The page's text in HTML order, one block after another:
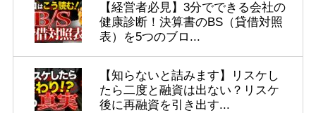
【経営者必見】3分でできる会社の
健康診断！決算書のBS（貸借対照
表）を5つのブロ...
【知らないと詰みます】リスケし
たら二度と融資は出ない？リスケ
後に再融資を引き出す...